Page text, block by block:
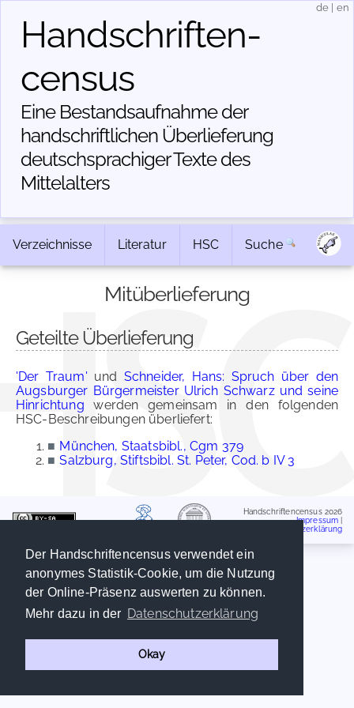
Der Handschriftencensus verwendet ein
anonymes Statistik-Cookie, um die Nutzung
der Online-Präsenz auswerten zu können.
Mehr dazu in der Datenschutzerklärung
Okay
Handschriften­
census
Eine Bestandsaufnahme der
handschriftlichen Über­lieferung
deutschsprachiger Texte des
Mittelalters
de en
Verzeichnisse Literatur HSC Suche
Mitüberlieferung
Geteilte Überlieferung
'Der Traum' und Schneider, Hans: Spruch über den
Augsburger Bürgermeister Ulrich Schwarz und seine
Hinrichtung werden gemeinsam in den folgenden
HSC-Beschreibungen überliefert:
■ München, Staatsbibl., Cgm 379
■ Salzburg, Stiftsbibl. St. Peter, Cod. b IV 3
Handschriftencensus 2026
Impressum
Datenschutzerklärung